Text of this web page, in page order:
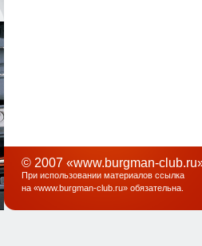
© 2007 «www.burgman-
При использовании материалов ссылка
на «www.burgman-club.ru» обязательна